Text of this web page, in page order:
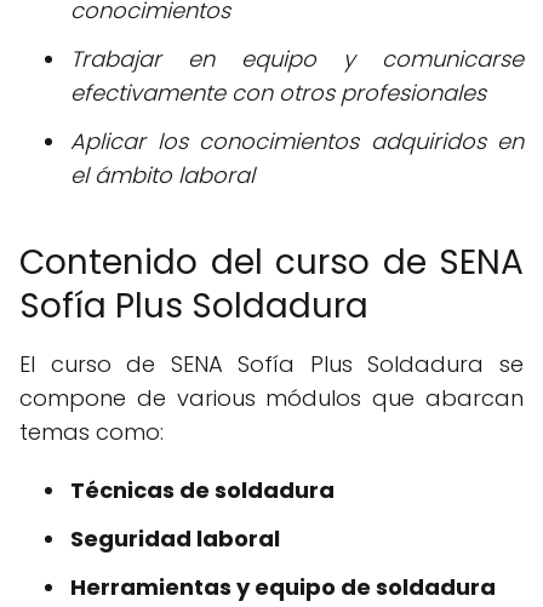
conocimientos
Trabajar en equipo y comunicarse
efectivamente con otros profesionales
Aplicar los conocimientos adquiridos en
el ámbito laboral
Contenido del curso de SENA
Sofía Plus Soldadura
El curso de SENA Sofía Plus Soldadura se
compone de various módulos que abarcan
temas como:
Técnicas de soldadura
Seguridad laboral
Herramientas y equipo de soldadura